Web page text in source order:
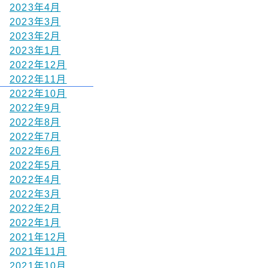
2023年4月
2023年3月
2023年2月
2023年1月
2022年12月
2022年11月
2022年10月
2022年9月
2022年8月
2022年7月
2022年6月
2022年5月
2022年4月
2022年3月
2022年2月
2022年1月
2021年12月
2021年11月
2021年10月